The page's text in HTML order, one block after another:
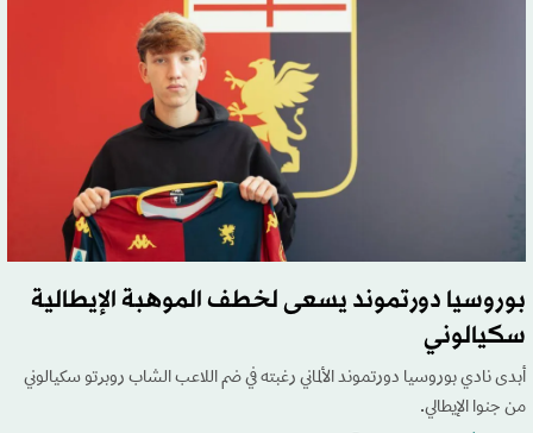
بوروسيا دورتموند يسعى لخطف الموهبة الإيطالية
سكيالوني
أبدى نادي بوروسيا دورتموند الألماني رغبته في ضم اللاعب الشاب روبرتو سكيالوني
من جنوا الإيطالي.